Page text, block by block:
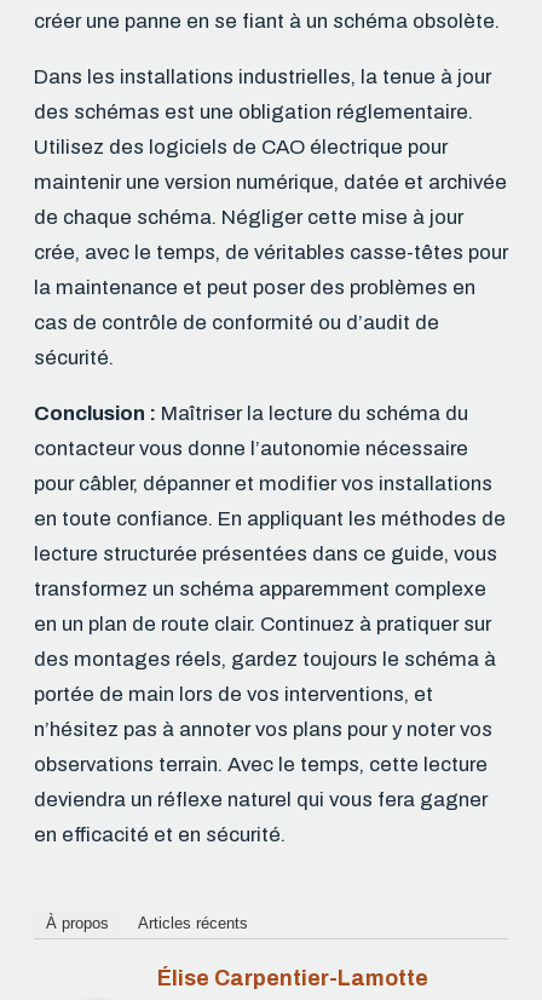
créer une panne en se fiant à un schéma obsolète.
Dans les installations industrielles, la tenue à jour
des schémas est une obligation réglementaire.
Utilisez des logiciels de CAO électrique pour
maintenir une version numérique, datée et archivée
de chaque schéma. Négliger cette mise à jour
crée, avec le temps, de véritables casse-têtes pour
la maintenance et peut poser des problèmes en
cas de contrôle de conformité ou d’audit de
sécurité.
Conclusion : Maîtriser la lecture du schéma du
contacteur vous donne l’autonomie nécessaire
pour câbler, dépanner et modifier vos installations
en toute confiance. En appliquant les méthodes de
lecture structurée présentées dans ce guide, vous
transformez un schéma apparemment complexe
en un plan de route clair. Continuez à pratiquer sur
des montages réels, gardez toujours le schéma à
portée de main lors de vos interventions, et
n’hésitez pas à annoter vos plans pour y noter vos
observations terrain. Avec le temps, cette lecture
deviendra un réflexe naturel qui vous fera gagner
en efficacité et en sécurité.
À propos Articles récents
Élise Carpentier-Lamotte